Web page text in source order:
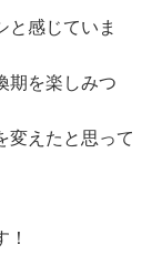
と感じていま
期を楽しみつ
変えたと思って